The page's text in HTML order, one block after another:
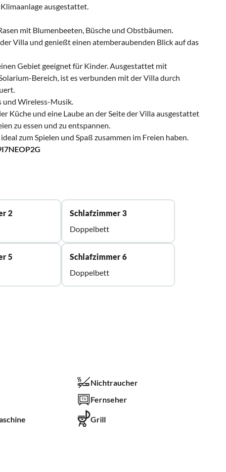
ausgestattet.
mit Blumenbeeten, Büsche und Obstbäumen.
Villa und genießt einen atemberaubenden Blick auf das
Gebiet geeignet für Kinder. Ausgestattet mit
Bereich, ist es verbunden mit der Villa durch
und Wireless-Musik.
Küche und eine Laube an der Seite der Villa ausgestattet
zu essen und zu entspannen.
zum Spielen und Spaß zusammen im Freien haben.
2
Schlafzimmer 3
Doppelbett
5
Schlafzimmer 6
Doppelbett
Nichtraucher
Fernseher
Grill